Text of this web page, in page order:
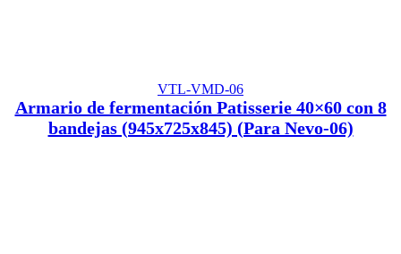
VTL-VMD-06
Armario de fermentación Patisserie 40×60 con 8
bandejas (945x725x845) (Para Nevo-06)